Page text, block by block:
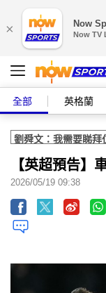
× Now
Now TV
全部 英格蘭
【英超預告】
2026/05/19 09:38